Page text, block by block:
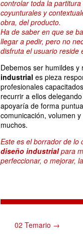
controlar toda la
coyunturales y
obra, del producto.
Ha de saber en que se
llegar a pedir, pero no
disfruta el usuario reside
Debemos ser humildes
industrial es pieza
profesionales
recurrir a ellos
apoyaría de forma
comunicación, volumen
muchos.
Este es el borrador de lo
diseño industrialpara
perfeccionar, o mejorar,
02 Temario →